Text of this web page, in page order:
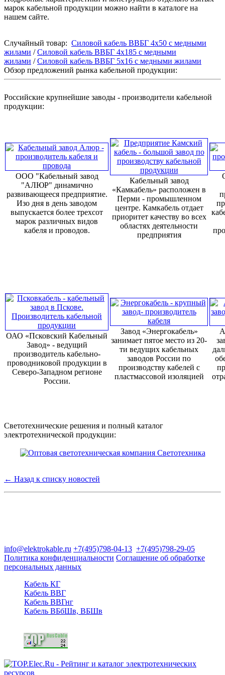
марок кабельной продукции можно найти в каталоге на
нашем сайте.
Случайный товар: Силовой кабель ВВБГ 4х50 с медными
жилами /Силовой кабель ВВБГ 4х185 с медными
жилами /Силовой кабель ВВБГ 5х16 с медными жилами
Обзор предложений рынка кабельной продукции:
Российские крупнейшие заводы - производители кабельной
продукции:
ООО "Кабельный завод
"АЛЮР" динамично
развивающееся предприятие.
Изо дня в день заводом
выпускается более трехсот
марок различных видов
кабеля и проводов.
Кабельный завод
«Камкабель» расположен в
Перми - промышленном
центре. Камкабель отдает
приоритет качеству во всех
областях деятельности
предприятия
ОАО «Псковский Кабельный
Завод» - ведущий
производитель кабельно-
проводниковой продукции в
Северо-Западном регионе
России.
Завод «Энергокабель»
занимает пятое место из 20-
ти ведущих кабельных
заводов России по
производству кабелей с
пластмассовой изоляцией
Светотехнические решения и полный каталог
электротехнической продукции:
← Назад к списку новостей
info@elektrokable.ru +7(495)798-04-13 +7(495)798-29-05
Политика конфиденциальности Соглашение об обработке
персональных данных
Кабель КГ
Кабель ВВГ
Кабель ВВГнг
Кабель ВБбШв, ВБШв